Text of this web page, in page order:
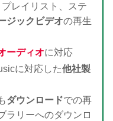
レイリスト、ステ
ジックビデオの再生
ーディオに対応
に対応した他社製
ダウンロードでの再
ラリーへのダウンロ